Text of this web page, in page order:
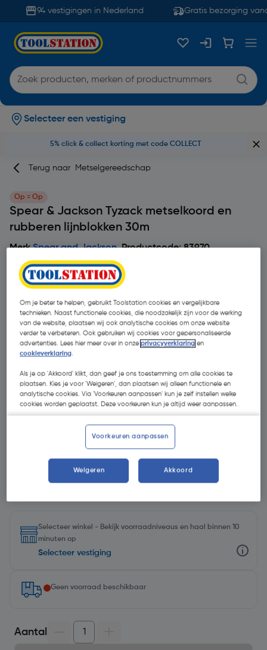
94 vestigingen in Nederland Gratis bezorging
Selecteer een vestiging
5% click & collect korting met code COLLECT
Terug naar Metselgereedschap
Op = Op
Spear & Jackson Tyzack metselkoord en
rubberen lijnblokken 30m
MerkSpear and Jackson Productcode: 83970
€ 8,55| Excl. btw € 7,07
Selecteer winkel - Bekijk voorraadniveaus en haal binnen 10
minuten op
Selecteer vestiging
Geen voorraad beschikbaar
Aantal
Om je beter te helpen, gebruikt Toolstation cookies en vergelijkbare
technieken. Naast functionele cookies, die noodzakelijk zijn voor de werking
van de website, plaatsen wij ook analytische cookies om onze website
verder te verbeteren. Ook gebruiken wij cookies voor gepersonaliseerde
advertenties. Lees hier meer over in onzeprivacyverklaring en
cookieverklaring.
Als je op 'Akkoord' klikt, dan geef je ons toestemming om alle cookies te
plaatsen. Kies je voor 'Weigeren', dan plaatsen wij alleen functionele en
analytische cookies. Via 'Voorkeuren aanpassen' kun je zelf instellen welke
cookies worden geplaatst. Deze voorkeuren kun je altijd weer aanpassen.
Voorkeuren aanpassen
Weigeren Akkoord